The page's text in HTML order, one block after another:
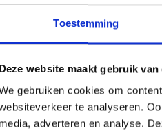
Toestemming
Deze website maakt gebruik van
gebruiken cookies om
te analyseren.
media, adverteren en analyse.